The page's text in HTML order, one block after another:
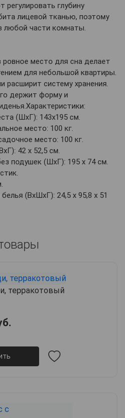
глубину
лицевой тканью, поэтому
любой части комнаты.
место для сна делает
для небольшой квартиры.
расширит систему хранения.
держит форму и
(ШхГ): 143х195 см.
место: 100 кг.
место: 100 кг.
42 х 52,5 см.
подушек (ШхГ): 195 х 74 см.
(ВхШхГ): 24,5 х 95,8 х 51
терракотовый